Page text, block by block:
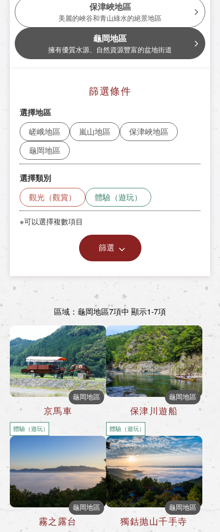
遊覽小火車龜岡站
tourist attractions
周邊觀光景點
嵐山地區
保津峽地區
龜岡地區
此處預訂票券
保津峽地區
美麗的峽谷和青山綠水的絕景地區
龜岡地區
擁有優質水源、自然資源豐富的盆地街道
篩選條件
選擇地區
嵯峨地區
嵐山地區
保津峽地區
龜岡地區
選擇類別
觀光（觀賞）
體驗（遊玩）
※可以選擇複數項目
篩選
區域：龜岡地區7項中 顯示1-7項
龜岡地區
京馬車
體驗（遊玩）
龜岡地區
保津川遊船
體驗（遊玩）
龜岡地區
霧之露台
龜岡地區
獨鈷抛山千手寺